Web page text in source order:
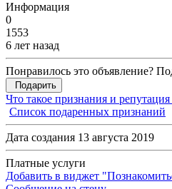
Информация
0
1553
6 лет назад
Понравилось это объявление?
Подарить
Что такое признания и
Список подаренных признаний
Дата создания 13 августа 2019
Платные услуги
Добавить в виджет